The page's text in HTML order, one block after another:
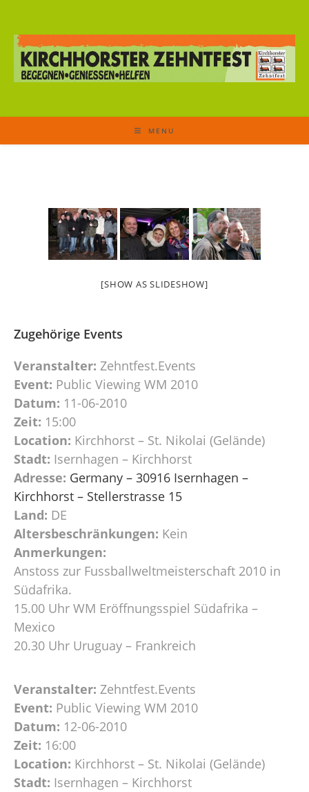
MENU
[SHOW AS SLIDESHOW]
Zugehörige Events
Veranstalter: Zehntfest.Events
Event: Public Viewing WM 2010
Datum: 11-06-2010
Zeit: 15:00
Location: Kirchhorst – St. Nikolai (Gelände)
Stadt: Isernhagen – Kirchhorst
Adresse: Germany – 30916 Isernhagen –
Kirchhorst – Stellerstrasse 15
Land: DE
Altersbeschränkungen: Kein
Anmerkungen:
Anstoss zur Fussballweltmeisterschaft 2010 in
Südafrika.
15.00 Uhr WM Eröffnungsspiel Südafrika –
Mexico
20.30 Uhr Uruguay – Frankreich
Veranstalter: Zehntfest.Events
Event: Public Viewing WM 2010
Datum: 12-06-2010
Zeit: 16:00
Location: Kirchhorst – St. Nikolai (Gelände)
Stadt: Isernhagen – Kirchhorst